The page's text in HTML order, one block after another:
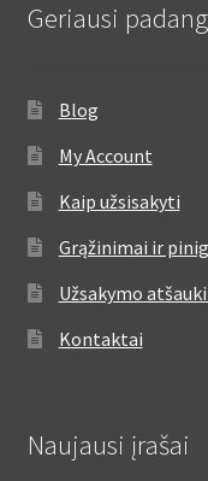
Geriausi
Blog
My Account
Kaip užsisakyti
Grąžinimai ir
Užsakymo
Kontaktai
Naujausi įrašai